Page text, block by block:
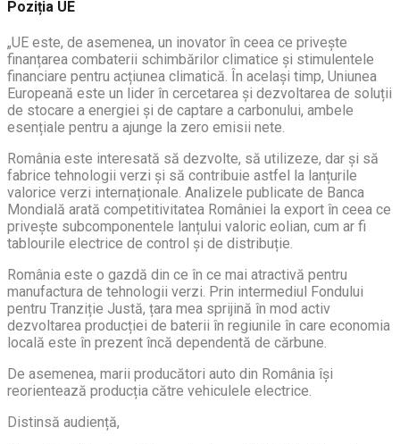
Poziția UE
„UE este, de asemenea, un inovator în ceea ce privește
finanțarea combaterii schimbărilor climatice și stimulentele
financiare pentru acțiunea climatică. În același timp, Uniunea
Europeană este un lider în cercetarea și dezvoltarea de soluții
de stocare a energiei și de captare a carbonului, ambele
esențiale pentru a ajunge la zero emisii nete.
România este interesată să dezvolte, să utilizeze, dar și să
fabrice tehnologii verzi și să contribuie astfel la lanțurile
valorice verzi internaționale. Analizele publicate de Banca
Mondială arată competitivitatea României la export în ceea ce
privește subcomponentele lanțului valoric eolian, cum ar fi
tablourile electrice de control și de distribuție.
România este o gazdă din ce în ce mai atractivă pentru
manufactura de tehnologii verzi. Prin intermediul Fondului
pentru Tranziție Justă, țara mea sprijină în mod activ
dezvoltarea producției de baterii în regiunile în care economia
locală este în prezent încă dependentă de cărbune.
De asemenea, marii producători auto din România își
reorientează producția către vehiculele electrice.
Distinsă audiență,